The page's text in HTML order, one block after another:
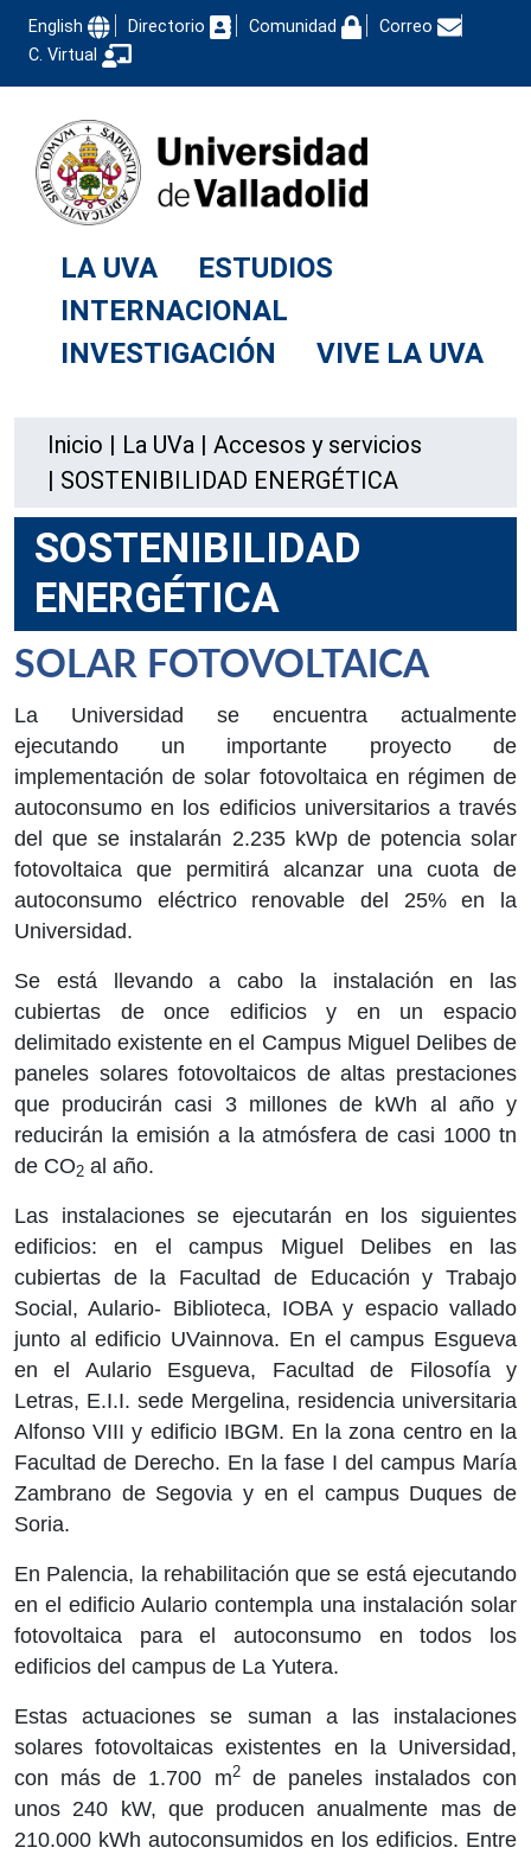
English Directorio Comunidad
Correo
C. Virtual
LA UVA
ESTUDIOS
INTERNACIONAL
INVESTIGACIÓN
VIVE LA UVA
Inicio | La UVa | Accesos y servicios
| SOSTENIBILIDAD ENERGÉTICA
SOSTENIBILIDAD
ENERGÉTICA
SOLAR FOTOVOLTAICA
La Universidad se encuentra actualmente
ejecutando un importante proyecto de
implementación de solar fotovoltaica en régimen de
autoconsumo en los edificios universitarios a través
del que se instalarán 2.235 kWp de potencia solar
fotovoltaica que permitirá alcanzar una cuota de
autoconsumo eléctrico renovable del 25% en la
Universidad.
Se está llevando a cabo la instalación en las
cubiertas de once edificios y en un espacio
delimitado existente en el Campus Miguel Delibes de
paneles solares fotovoltaicos de altas prestaciones
que producirán casi 3 millones de kWh al año y
reducirán la emisión a la atmósfera de casi 1000 tn
de CO2 al año.
Las instalaciones se ejecutarán en los siguientes
edificios: en el campus Miguel Delibes en las
cubiertas de la Facultad de Educación y Trabajo
Social, Aulario- Biblioteca, IOBA y espacio vallado
junto al edificio UVainnova. En el campus Esgueva
en el Aulario Esgueva, Facultad de Filosofía y
Letras, E.I.I. sede Mergelina, residencia universitaria
Alfonso VIII y edificio IBGM. En la zona centro en la
Facultad de Derecho. En la fase I del campus María
Zambrano de Segovia y en el campus Duques de
Soria.
En Palencia, la rehabilitación que se está ejecutando
en el edificio Aulario contempla una instalación solar
fotovoltaica para el autoconsumo en todos los
edificios del campus de La Yutera.
Estas actuaciones se suman a las instalaciones
solares fotovoltaicas existentes en la Universidad,
con más de 1.700 m2de paneles instalados con
unos 240 kW, que producen anualmente mas de
210.000 kWh autoconsumidos en los edificios. Entre